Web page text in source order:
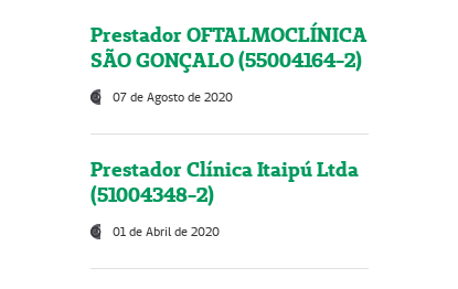
Prestador OFTALMOCLÍNICA
SÃO GONÇALO (55004164-2)
07 de Agosto de 2020
Prestador Clínica Itaipú Ltda
(51004348-2)
01 de Abril de 2020